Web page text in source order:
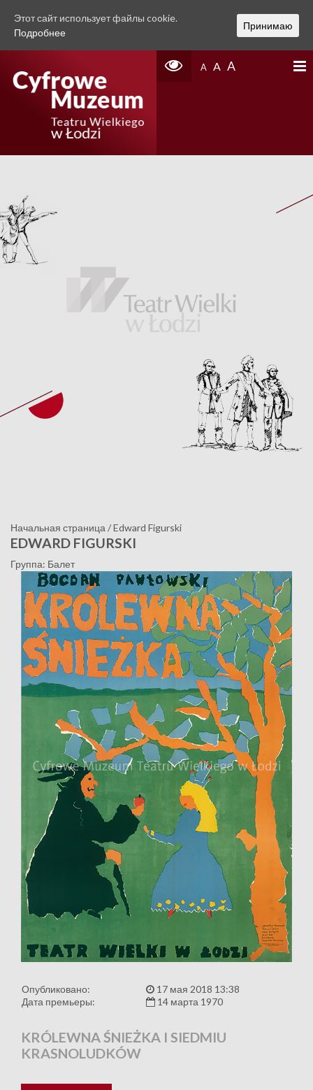
A A A
Начальная страница /Edward Figurski
EDWARD FIGURSKI
Группа: Балет
Опубликовано:
17 мая 2018 13:38
Дата премьеры:
14 марта 1970
KRÓLEWNA ŚNIEŻKA I SIEDMIU
KRASNOLUDKÓW
Этот сайт использует файлы cookie.
Подробнее
Принимаю